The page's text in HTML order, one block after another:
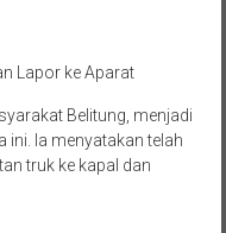
Lapor ke Aparat
Belitung, menjadi
Ia menyatakan telah
truk ke kapal dan